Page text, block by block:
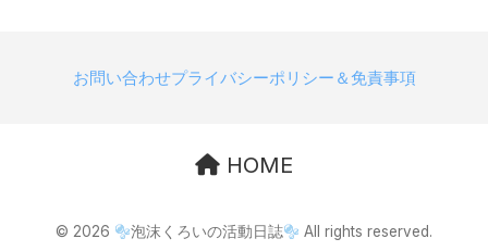
お問い合わせプライバシーポリシー＆免責事項
HOME
© 2026 泡沫くろいの活動日誌 All rights reserved.